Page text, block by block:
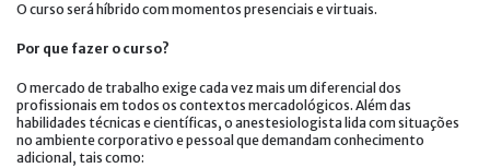
O curso será híbrido com momentos presenciais e virtuais.
Por que fazer o curso?
O mercado de trabalho exige cada vez mais um diferencial dos
profissionais em todos os contextos mercadológicos. Além das
habilidades técnicas e científicas, o anestesiologista lida com situações
no ambiente corporativo e pessoal que demandam conhecimento
adicional, tais como: